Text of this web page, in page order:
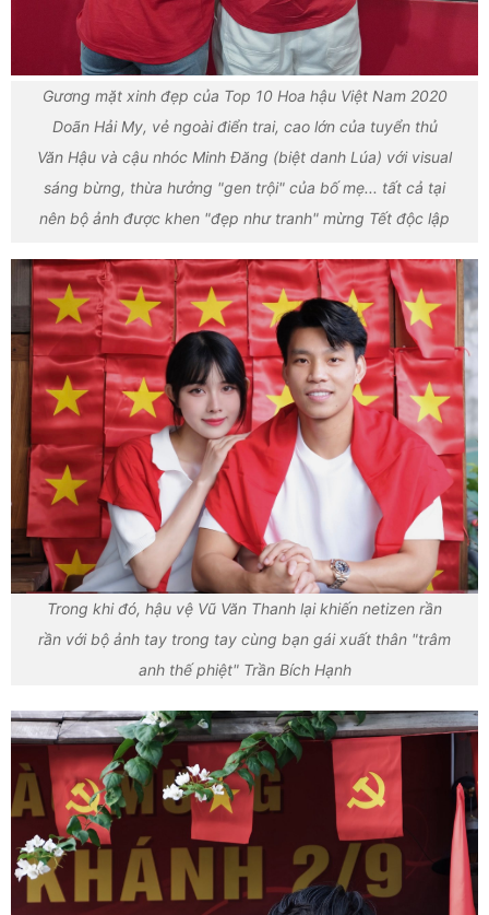
Gương mặt xinh đẹp của Top 10 Hoa hậu Việt Nam 2020
Doãn Hải My, vẻ ngoài điển trai, cao lớn của tuyển thủ
Văn Hậu và cậu nhóc Minh Đăng (biệt danh Lúa) với visual
sáng bừng, thừa hưởng "gen trội" của bố mẹ... tất cả tại
nên bộ ảnh được khen "đẹp như tranh" mừng Tết độc lập
Trong khi đó, hậu vệ Vũ Văn Thanh lại khiến netizen rần
rần với bộ ảnh tay trong tay cùng bạn gái xuất thân "trâm
anh thế phiệt" Trần Bích Hạnh